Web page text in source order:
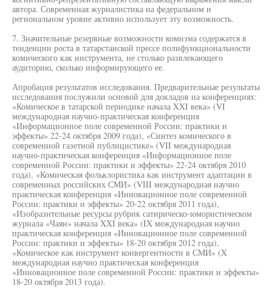
автора. Современная журналистика на федеральном и
региональном уровне активно использует эту возможность.
7. Значительные резервные возможности комизма содержатся в
тенденции роста в татарстанской прессе полифункциональности
комического как инструмента, не столько развлекающего
аудиторию, сколько информирующего ее.
Апробация результатов исследования. Предварительные результаты
исследования послужили основой для докладов на конференциях:
«Комическое в татарской периодике начала XXI века» (VI
международная научно-практическая конференция
«Информационное поле современной России: практики и
эффекты» 22-24 октября 2009 года), «Синтез комического в
современной газетной публицистике» (VII международная
научно-практическая конференция «Информационное поле
современной России: практики и эффекты» 22-24 октября 2010
года), «Комическая фольклористика как инструмент адаптации в
современных российских СМИ» (VIII международная научно
практическая конференция «Инновационное поле современной
России: практики и эффекты» 20-22 октября 2011 года),
«Изобразительные ресурсы рубрик сатирическо-юмористическом
журнала «Чаян» начала XXI века» (IX международная научно
практическая конференция «Инновационное поле современной
России: практики и эффекты» 18-20 октября 2012 года),
«Комическое как инструмент конвергентности в СМИ» (X
международная научно практическая конференция
«Инновационное поле современной России: практики и эффекты»
18-20 октября 2013 года).